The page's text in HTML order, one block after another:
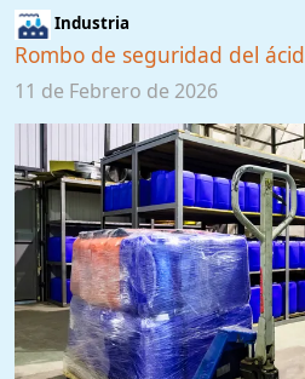
Industria
Rombo de seguridad del
11 de Febrero de 2026